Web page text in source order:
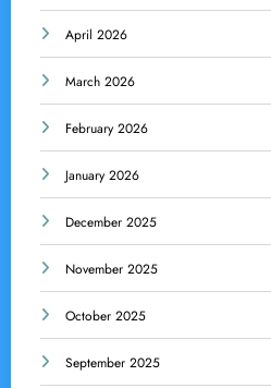
April 2026
March 2026
February 2026
January 2026
December 2025
November 2025
October 2025
September 2025